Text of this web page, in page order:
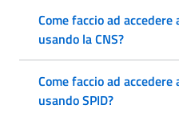
Come faccio ad
usando la CNS?
Come faccio ad
usando SPID?